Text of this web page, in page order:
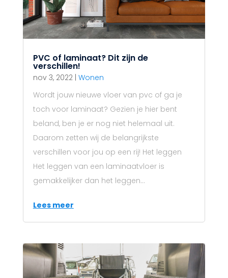
PVC of laminaat? Dit zijn de
verschillen!
nov 3, 2022| Wonen
Wordt jouw nieuwe vloer van pvc of ga je
toch voor laminaat? Gezien je hier bent
beland, ben je er nog niet helemaal uit.
Daarom zetten wij de belangrijkste
verschillen voor jou op een rij! Het leggen
Het leggen van een laminaatvloer is
gemakkelijker dan het leggen...
Lees meer